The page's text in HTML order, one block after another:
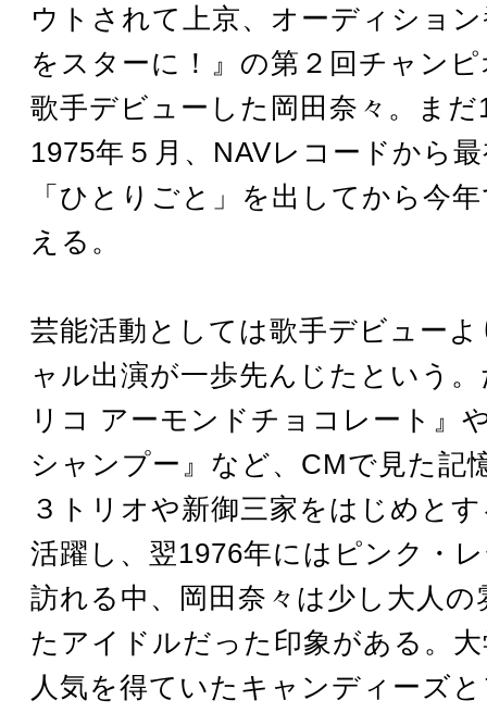
ウトされて上京、オーディショ
をスターに！』の第２回チャン
歌手デビューした岡田奈々。ま
1975年５月、NAVレコードから
「ひとりごと」を出してから今
える。
芸能活動としては歌手デビュー
ャル出演が一歩先んじたという
リコ アーモンドチョコレート』
シャンプー』など、CMで見た記
３トリオや新御三家をはじめと
活躍し、翌1976年にはピンク・
訪れる中、岡田奈々は少し大人の
たアイドルだった印象がある。
人気を得ていたキャンディーズ